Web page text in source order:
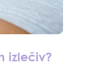
izlečiv?